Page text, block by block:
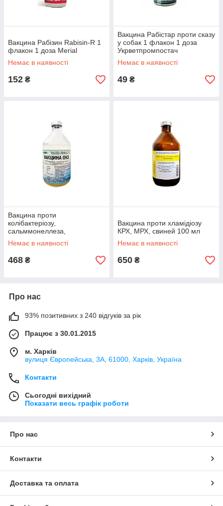
Вакцина Рабізин Rabisin-R 1
флакон 1 доза Merial
Немає в наявності
152 ₴
Вакцина Рабістар проти сказу
у собак 1 флакон 1 доза
Укрветпромпостач
Немає в наявності
49 ₴
Вакцина проти
колібактеріозу,
сальммонеллеза,
клебсіелліоза, протейной
інфекції
тварин 100 мл
Немає в наявності
468 ₴
Вакцина проти хламідіозу
КРХ, МРХ, свиней 100 мл
Немає в наявності
650 ₴
Про нас
93% позитивних з 240 відгуків за рік
Працює з 30.01.2015
м. Харків
вулиця Європейська, 3А, 61000, Харків, Україна
Контакти
Сьогодні вихідний
Показати весь графік роботи
Про нас
Контакти
Доставка та оплата